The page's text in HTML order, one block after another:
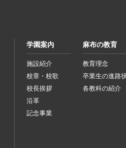
学園案内
施設紹介
校章・校歌
校長挨拶
沿革
記念事業
麻布の教育
教育理念
卒業生の進路
各教科の紹介